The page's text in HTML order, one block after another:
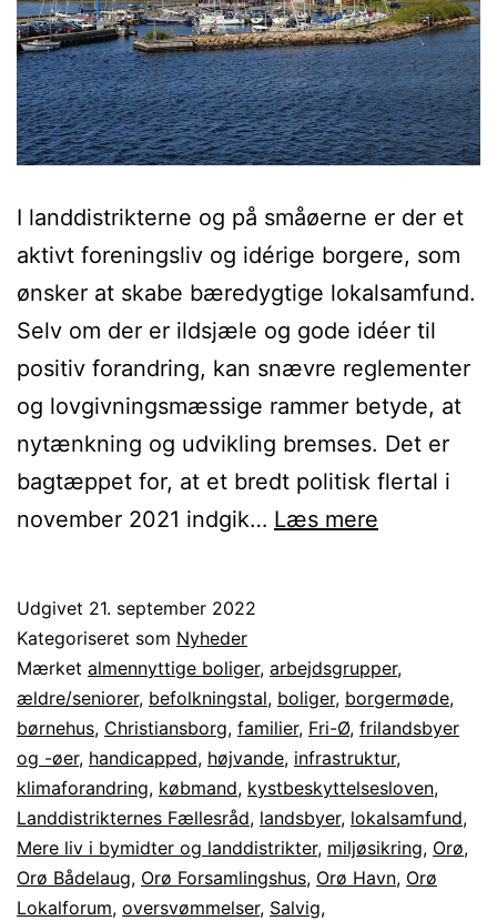
I landdistrikterne og på småøerne er der et
aktivt foreningsliv og idérige borgere, som
ønsker at skabe bæredygtige lokalsamfund.
Selv om der er ildsjæle og gode idéer til
positiv forandring, kan snævre reglementer
og lovgivningsmæssige rammer betyde, at
nytænkning og udvikling bremses. Det er
bagtæppet for, at et bredt politisk flertal i
november 2021 indgik… Læs mere
hvad
betyder
det
Udgivet 21. september 2022
Kategoriseret som Nyheder
Mærket almennyttige boliger, arbejdsgrupper,
ældre/seniorer, befolkningstal, boliger, borgermøde,
børnehus, Christiansborg, familier, Fri-Ø, frilandsbyer
og -øer, handicapped, højvande, infrastruktur,
klimaforandring, købmand, kystbeskyttelsesloven,
Landdistrikternes Fællesråd, landsbyer, lokalsamfund,
Mere liv i bymidter og landdistrikter, miljøsikring, Orø,
Orø Bådelaug, Orø Forsamlingshus, Orø Havn, Orø
Lokalforum, oversvømmelser, Salvig,